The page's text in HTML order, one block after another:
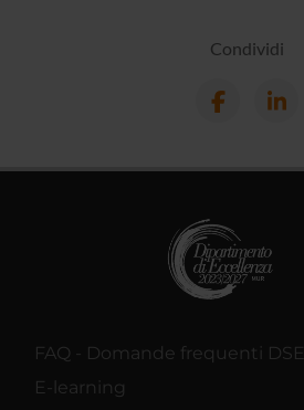
Condividi
FAQ - Domande frequenti DSE
E-learning